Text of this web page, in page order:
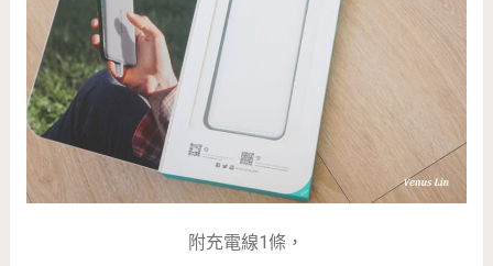
附充電線1條，